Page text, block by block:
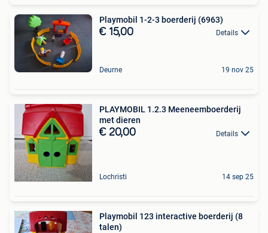
Playmobil 1-2-3 boerderij (6963)
€ 15,00 Details
Deurne 19 nov 25
PLAYMOBIL 1.2.3 Meeneemboerderij
met dieren
€ 20,00 Details
Lochristi 14 sep 25
Playmobil 123 interactive boerderij (8
talen)